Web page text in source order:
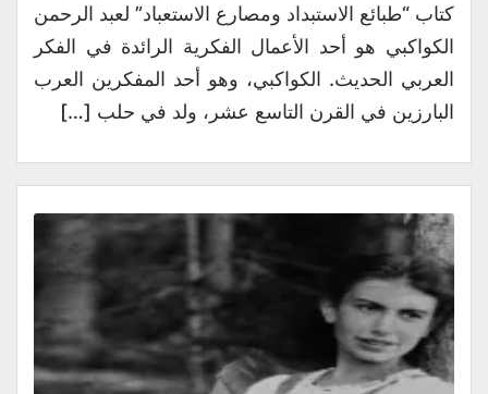
كتاب “طبائع الاستبداد ومصارع الاستعباد” لعبد الرحمن
الكواكبي هو أحد الأعمال الفكرية الرائدة في الفكر
العربي الحديث. الكواكبي، وهو أحد المفكرين العرب
البارزين في القرن التاسع عشر، ولد في حلب […]